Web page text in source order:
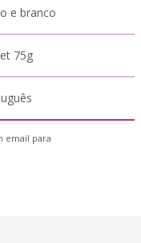
e branco
75g
email para